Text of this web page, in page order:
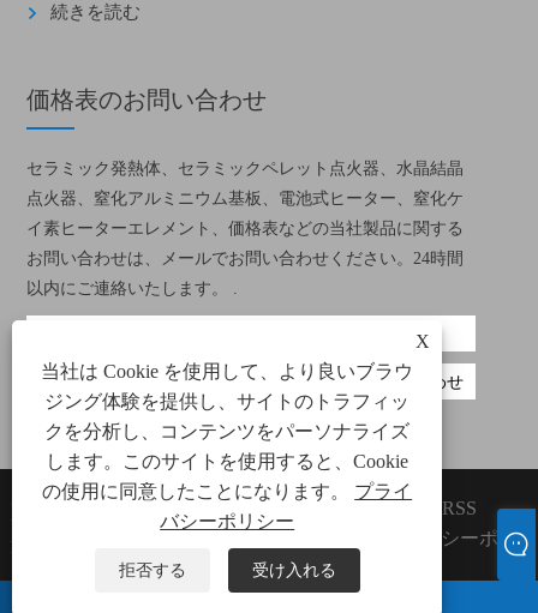
X
当社は Cookie を使用して、より良いブラウ
ジング体験を提供し、サイトのトラフィッ
クを分析し、コンテンツをパーソナライズ
します。このサイトを使用すると、Cookie
の使用に同意したことになります。 プライ
バシーポリシー
拒否する 受け入れる
続きを読む
価格表のお問い合わせ
セラミック発熱体、セラミックペレット点火器、水晶結晶
点火器、窒化アルミニウム基板、電池式ヒーター、窒化ケ
イ素ヒーターエレメント、価格表などの当社製品に関する
お問い合わせは、メールでお問い合わせください。24時間
以内にご連絡いたします。 .
Copyright©2022 Xiamen Green
Way Electronic Technology Co.、
Ltd。
Links
RSS
プライバシーポリ
シー